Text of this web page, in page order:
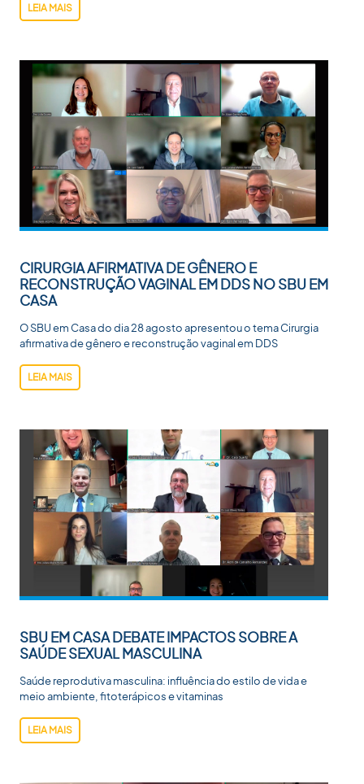
LEIA MAIS
CIRURGIA AFIRMATIVA DE GÊNERO E
RECONSTRUÇÃO VAGINAL EM DDS NO SBU EM
CASA
O SBU em Casa do dia 28 agosto apresentou o tema Cirurgia
afirmativa de gênero e reconstrução vaginal em DDS
LEIA MAIS
SBU EM CASA DEBATE IMPACTOS SOBRE A
SAÚDE SEXUAL MASCULINA
Saúde reprodutiva masculina: influência do estilo de vida e
meio ambiente, fitoterápicos e vitaminas
LEIA MAIS